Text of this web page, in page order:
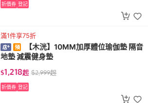
折價券 登記
滿1件享75折
【木洸】10MM加厚體位瑜伽墊 隔音
地墊 減震健身墊
$1,218起 $2,999起
折價券 登記